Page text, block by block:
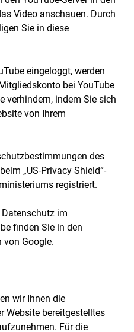
Video anschauen. Durch
Sie in diese
eingeloggt, werden
bei YouTube
verhindern, indem Sie sich
von Ihrem
des
„US-Privacy Shield“-
registriert.
im
finden Sie in den
Google.
wir Ihnen die
Website bereitgestelltes
Für die